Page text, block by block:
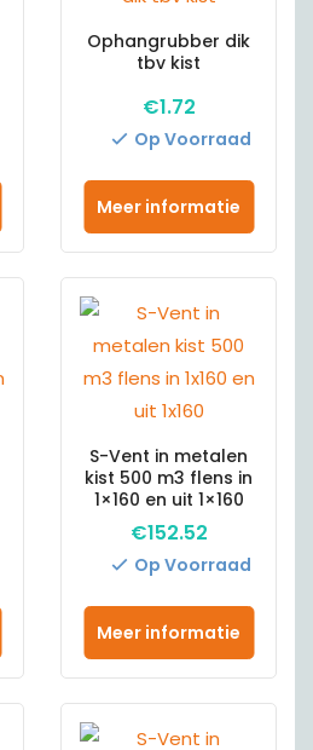
Ophangrubber dik
tbv kist
€1.72
Meer informatie
Op Voorraad
S-Vent in metalen
kist 500 m3 flens in
1×160 en uit 1×160
€152.52
Meer informatie
Op Voorraad